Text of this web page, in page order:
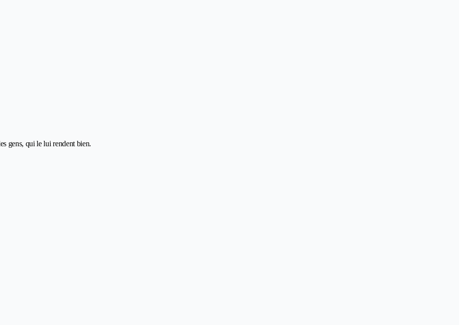
gens, qui le lui rendent bien.